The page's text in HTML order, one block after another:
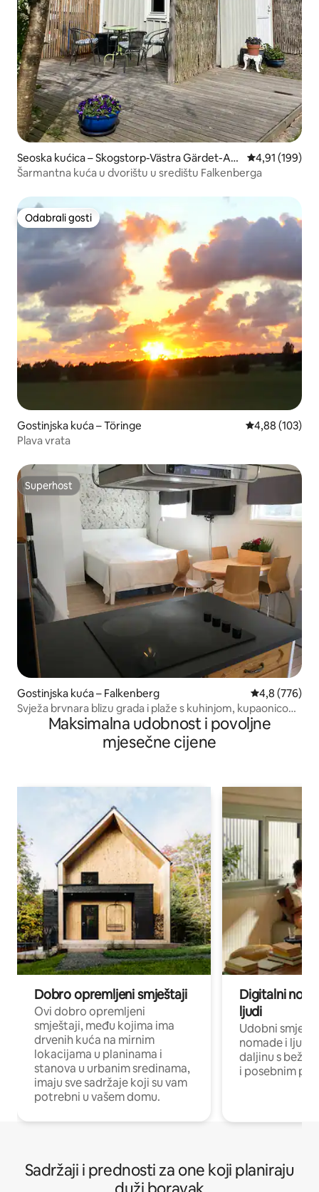
Seoska kućica – Skogstorp-Västra Gärdet-Arv
idstorp
Prosječna
4,91 (199)
Šarmantna kuća u dvorištu u središtu Falkenberga
Odabrali gosti
Odabrali gosti
Gostinjska kuća – Töringe Prosječna
4,88 (103)
Plava vrata
Superhost
Superhost
Gostinjska kuća – Falkenberg Prosječna
4,8 (776)
Svježa brvnara blizu grada i plaže s kuhinjom, kupaonicom
i klima uređajem
Maksimalna udobnost i povoljne
mjesečne cijene
Dobro opremljeni smještaji
Ovi dobro opremljeni
smještaji, među kojima ima
drvenih kuća na mirnim
lokacijama u planinama i
stanova u urbanim sredinama,
imaju sve sadržaje koji su vam
potrebni u vašem domu.
Digitalni
ljudi
Udobni
nomade i ljude
daljinu s
i posebnim
Sadržaji i prednosti za one koji planiraju